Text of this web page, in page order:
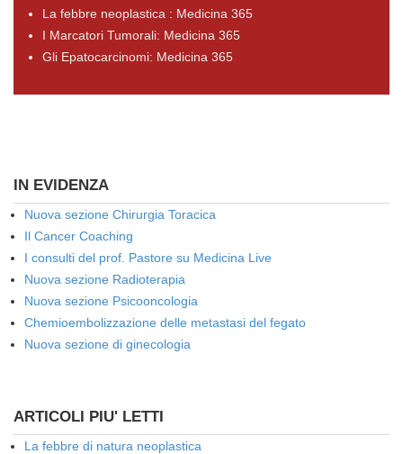
La febbre neoplastica : Medicina 365
I Marcatori Tumorali: Medicina 365
Gli Epatocarcinomi: Medicina 365
IN EVIDENZA
Nuova sezione Chirurgia Toracica
Il Cancer Coaching
I consulti del prof. Pastore su Medicina Live
Nuova sezione Radioterapia
Nuova sezione Psicooncologia
Chemioembolizzazione delle metastasi del fegato
Nuova sezione di ginecologia
ARTICOLI PIU' LETTI
La febbre di natura neoplastica